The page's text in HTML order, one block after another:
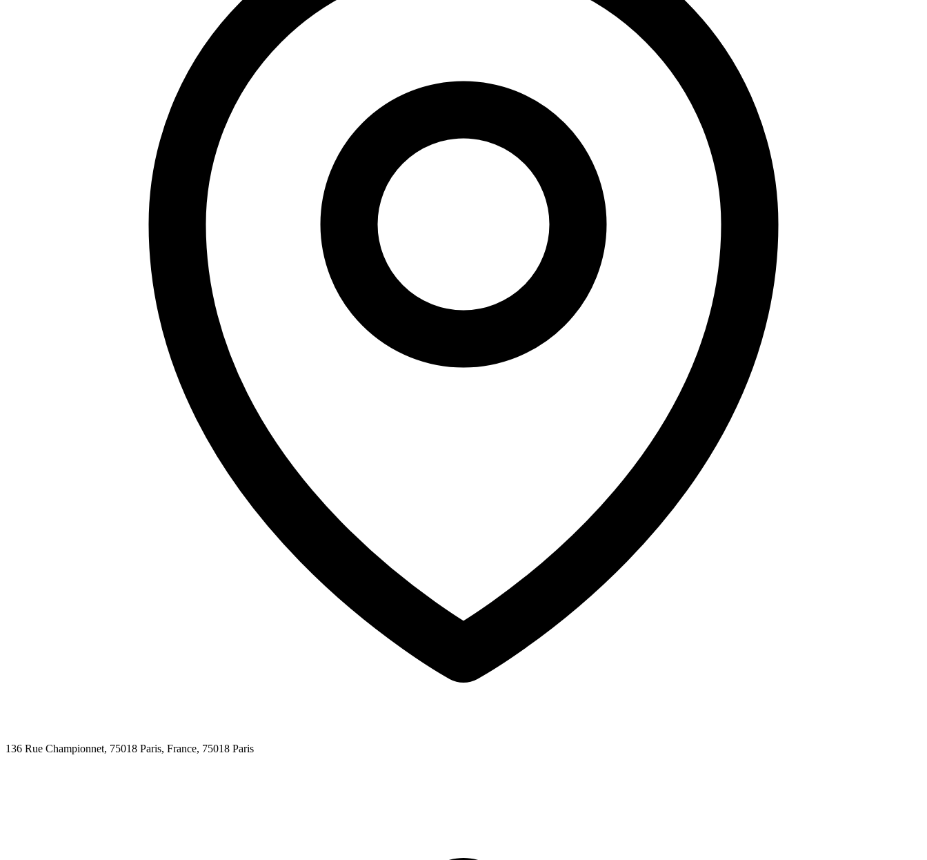
136 Rue Championnet, 75018 Paris, France, 75018 Paris